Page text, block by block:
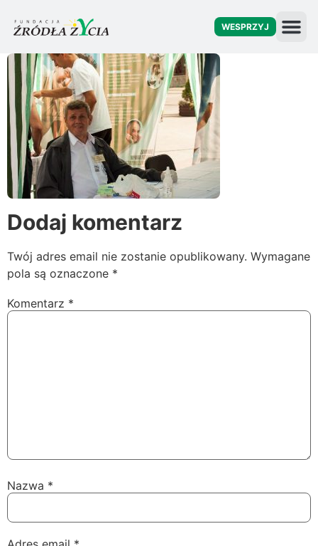
WESPRZYJ
Dodaj komentarz
Twój adres email nie zostanie opublikowany. Wymagane
pola są oznaczone *
Komentarz *
Nazwa *